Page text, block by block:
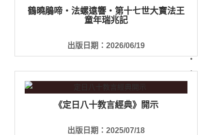
鶴曉鵑啼‧法螺遠響‧第十七世大寶法王
童年瑞兆記
出版日期：2026/06/19
《定日八十教言經典》開示
出版日期：2025/07/18